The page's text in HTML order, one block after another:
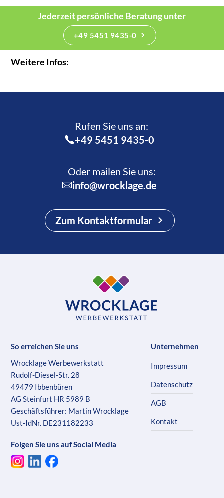
Jederzeit persönliche Beratung unter
+49 5451 9435-0
Weitere Infos:
Rufen Sie uns an:­
+49 5451 9435-0
Oder mailen Sie uns:
info@wrocklage.de
Zum Kontaktformular
So erreichen Sie uns
Wrocklage Werbewerkstatt
Rudolf-Diesel-Str. 28
49479 Ibbenbüren
AG Steinfurt HR 5989 B
Geschäftsführer: Martin Wrocklage
Ust-IdNr. DE231182233
Folgen Sie uns auf Social Media
Unternehmen
Impressum
Datenschutz
AGB
Kontakt